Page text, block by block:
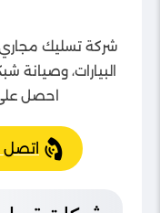
شركة تسليك
البيارات،
احصل
اتصل